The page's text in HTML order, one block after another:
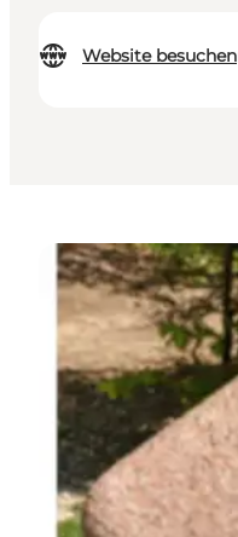
Website besuchen